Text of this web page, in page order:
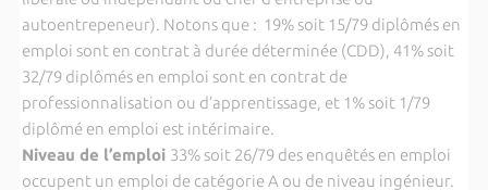
autoentrepeneur). Notons que : 19% soit 15/79 diplômés en
emploi sont en contrat à durée déterminée (CDD), 41% soit
32/79 diplômés en emploi sont en contrat de
professionnalisation ou d’apprentissage, et 1% soit 1/79
diplômé en emploi est intérimaire.
Niveau de l’emploi 33% soit 26/79 des enquêtés en emploi
occupent un emploi de catégorie A ou de niveau ingénieur.